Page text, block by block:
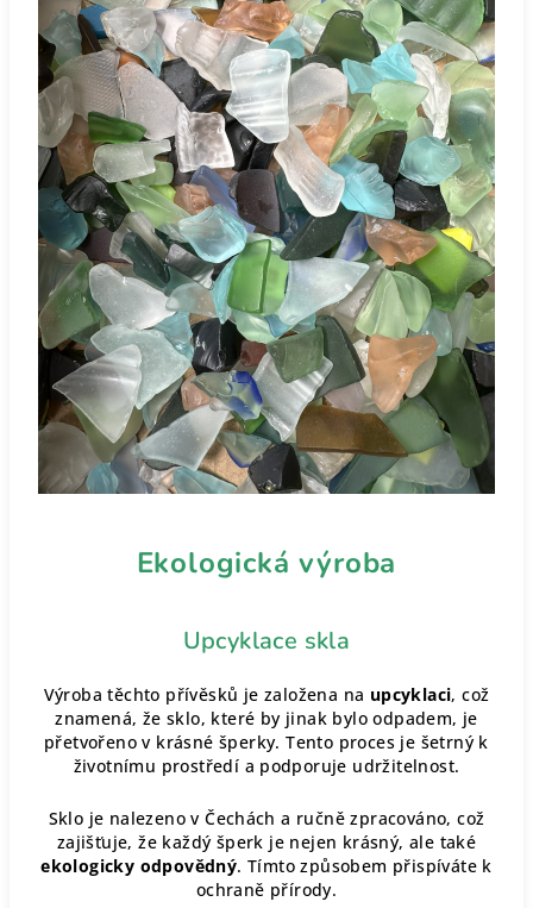
Ekologická výroba
Upcyklace skla
Výroba těchto přívěsků je založena na upcyklaci, což
znamená, že sklo, které by jinak bylo odpadem, je
přetvořeno v krásné šperky. Tento proces je šetrný k
životnímu prostředí a podporuje udržitelnost.
Sklo je nalezeno v Čechách a ručně zpracováno, což
zajišťuje, že každý šperk je nejen krásný, ale také
ekologicky odpovědný. Tímto způsobem přispíváte k
ochraně přírody.